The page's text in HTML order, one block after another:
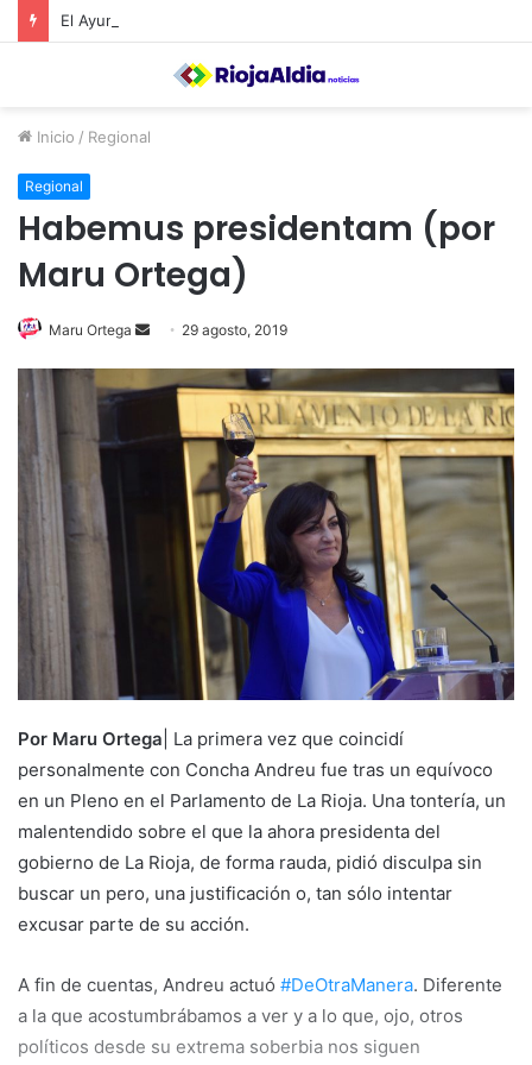
Inicio / Regional
Regional
Habemus presidentam (por
Maru Ortega)
Maru Ortega
n
29 agosto, 2019
Por Maru Ortega | La primera vez que coincidí
personalmente con Concha Andreu fue tras un equívoco
en un Pleno en el Parlamento de La Rioja. Una tontería, un
malentendido sobre el que la ahora presidenta del
gobierno de La Rioja, de forma rauda, pidió disculpa sin
buscar un pero, una justificación o, tan sólo intentar
excusar parte de su acción.
A fin de cuentas, Andreu actuó #DeOtraManera. Diferente
a la que acostumbrábamos a ver y a lo que, ojo, otros
políticos desde su extrema soberbia nos siguen